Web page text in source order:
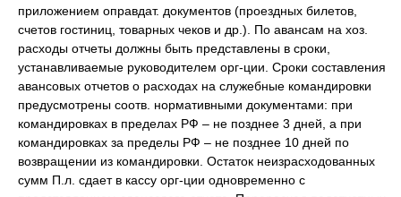
приложением оправдат. документов (проездных билетов,
счетов гостиниц, товарных чеков и др.). По авансам на хоз.
расходы отчеты должны быть представлены в сроки,
устанавливаемые руководителем орг-ции. Сроки составления
авансовых отчетов о расходах на служебные командировки
предусмотрены соотв. нормативными документами: при
командировках в пределах РФ – не позднее 3 дней, а при
командировках за пределы РФ – не позднее 10 дней по
возвращении из командировки. Остаток неизрасходованных
сумм П.л. сдает в кассу орг-ции одновременно с